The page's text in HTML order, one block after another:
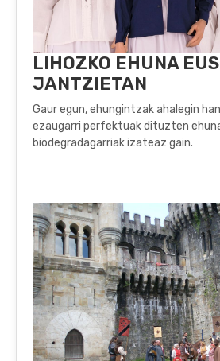
LIHOZKO EHUNA
JANTZIETAN
Gaur egun, ehungintzak ahalegin
ezaugarri perfektuak dituzten
biodegradagarriak izateaz gain.